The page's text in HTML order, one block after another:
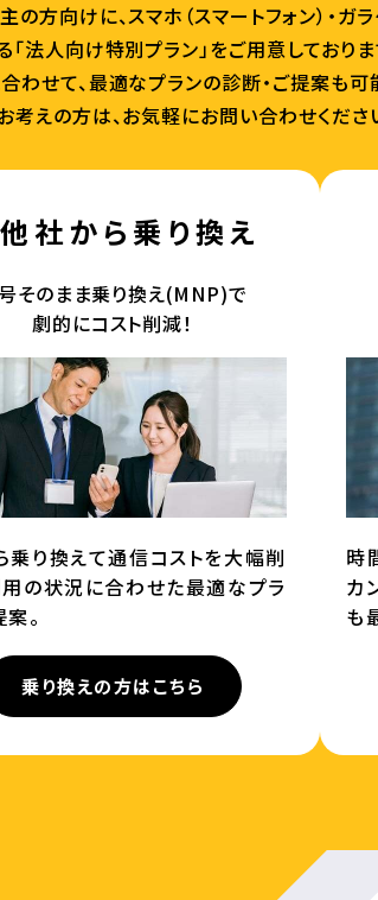
方向けに、スマホ（スマートフォン）・ガ
法人向け特別プラン」をご用意しておりま
わせて、最適なプランの診断・ご提案も可
考えの方は、お気軽にお問い合わせくださ
他社から乗り換え
そのまま乗り換え(MNP)で
劇的にコスト削減！
乗り換えて通信コストを大幅削
用の状況に合わせた最適なプラ
。
乗り換えの方はこちら
時
カ
も